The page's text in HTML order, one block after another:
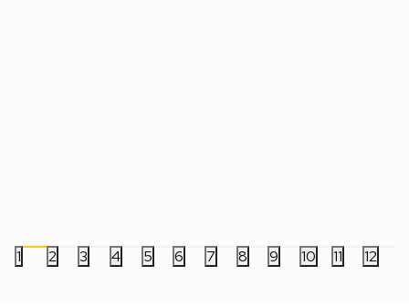
1 2 3 4 5 6 7 8 9 10 11 12